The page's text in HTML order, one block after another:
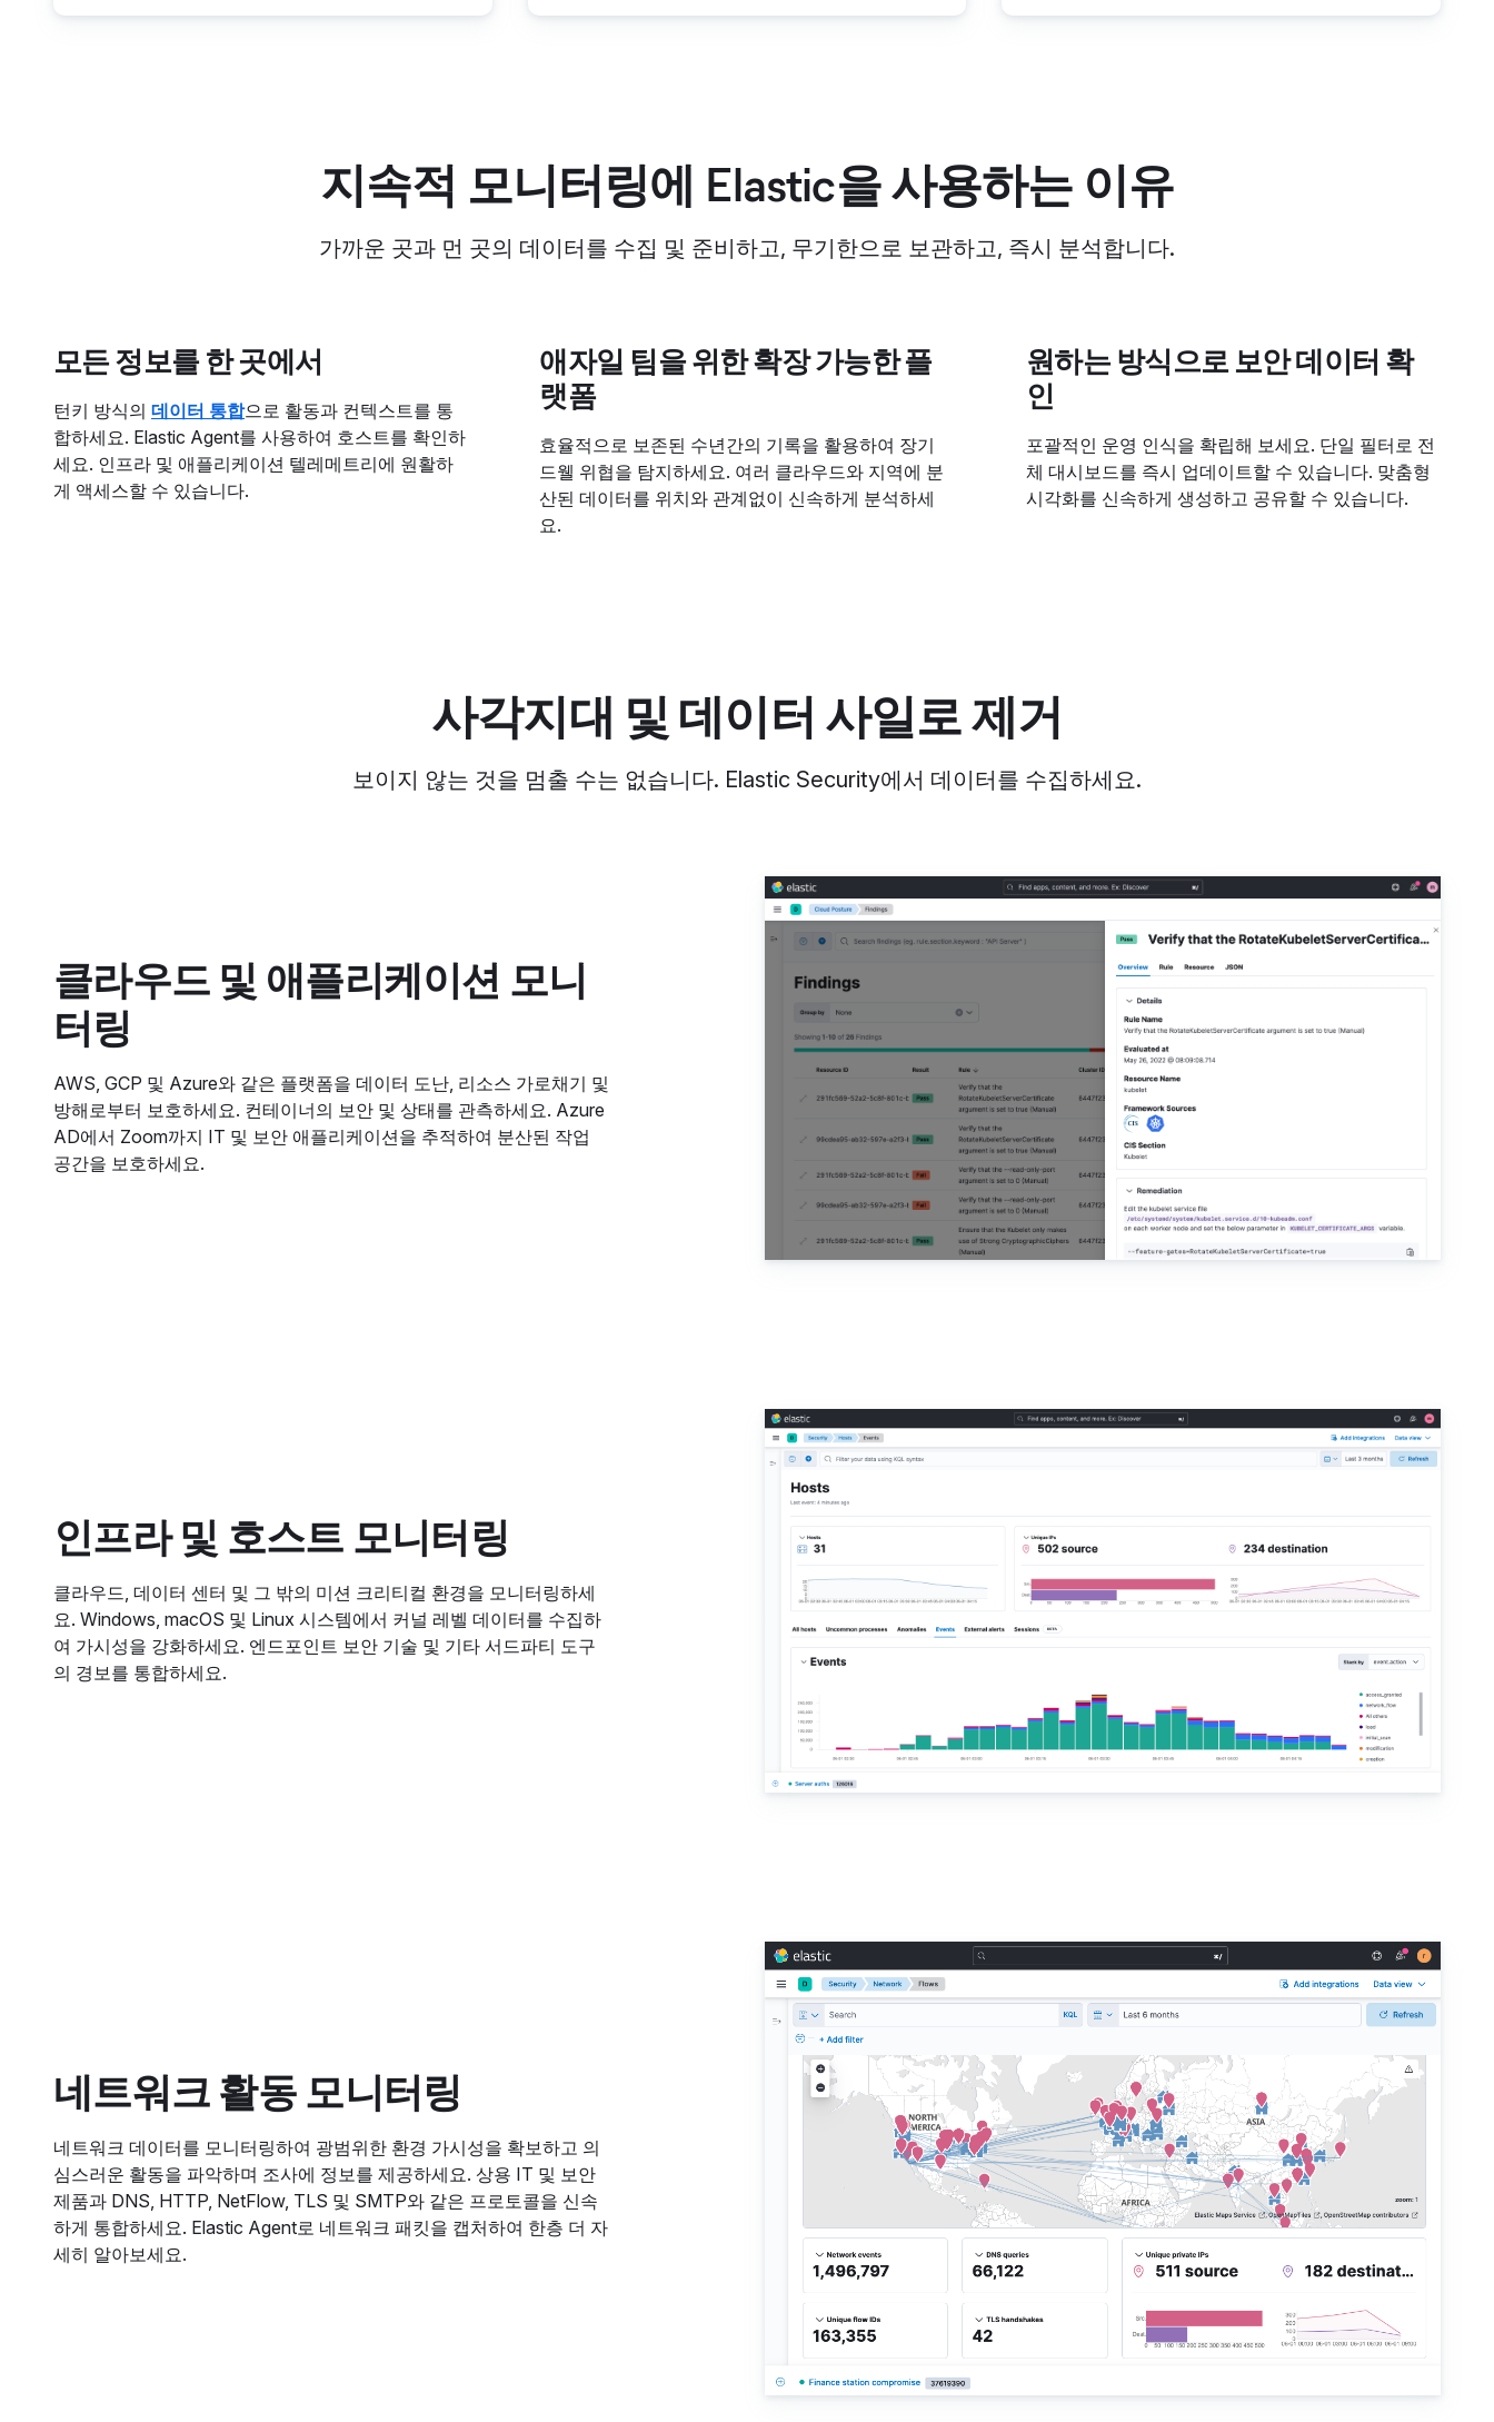
지속적 모니터링에 Elastic을 사용하는 이유
가까운 곳과 먼 곳의 데이터를 수집 및 준비하고, 무기한으로 보관하고, 즉시 분석합니다.
모든 정보를 한 곳에서
턴키 방식의 데이터 통합으로 활동과 컨텍스트를 통
합하세요. Elastic Agent를 사용하여 호스트를 확인하
세요. 인프라 및 애플리케이션 텔레메트리에 원활하
게 액세스할 수 있습니다.
애자일 팀을 위한 확장 가능한 플
랫폼
효율적으로 보존된 수년간의 기록을 활용하여 장기
드웰 위협을 탐지하세요. 여러 클라우드와 지역에 분
산된 데이터를 위치와 관계없이 신속하게 분석하세
요.
원하는 방식으로 보안 데이터 확
인
포괄적인 운영 인식을 확립해 보세요. 단일 필터로 전
체 대시보드를 즉시 업데이트할 수 있습니다. 맞춤형
시각화를 신속하게 생성하고 공유할 수 있습니다.
사각지대 및 데이터 사일로 제거
보이지 않는 것을 멈출 수는 없습니다. Elastic Security에서 데이터를 수집하세요.
클라우드 및 애플리케이션 모니
터링
AWS, GCP 및 Azure와 같은 플랫폼을 데이터 도난, 리소스 가로채기 및
방해로부터 보호하세요. 컨테이너의 보안 및 상태를 관측하세요. Azure
AD에서 Zoom까지 IT 및 보안 애플리케이션을 추적하여 분산된 작업
공간을 보호하세요.
인프라 및 호스트 모니터링
클라우드, 데이터 센터 및 그 밖의 미션 크리티컬 환경을 모니터링하세
요. Windows, macOS 및 Linux 시스템에서 커널 레벨 데이터를 수집하
여 가시성을 강화하세요. 엔드포인트 보안 기술 및 기타 서드파티 도구
의 경보를 통합하세요.
네트워크 활동 모니터링
네트워크 데이터를 모니터링하여 광범위한 환경 가시성을 확보하고 의
심스러운 활동을 파악하며 조사에 정보를 제공하세요. 상용 IT 및 보안
제품과 DNS, HTTP, NetFlow, TLS 및 SMTP와 같은 프로토콜을 신속
하게 통합하세요. Elastic Agent로 네트워크 패킷을 캡처하여 한층 더 자
세히 알아보세요.